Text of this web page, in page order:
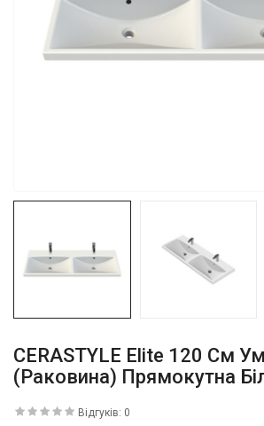
CERASTYLE Elite 120 См
(Раковина) Прямокутна
Відгуків: 0